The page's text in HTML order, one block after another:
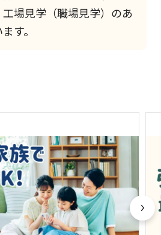
場見学（職場見学）のあ
す。